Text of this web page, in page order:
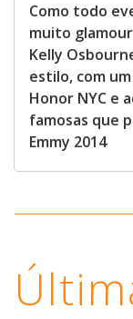
Como todo
muito
Kelly
estilo, com
Honor NYC e
famosas que
Emmy 2014